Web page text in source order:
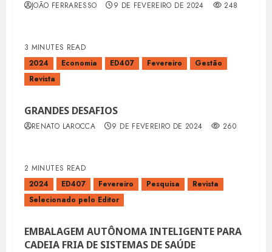
JOÃO FERRARESSO 9 DE FEVEREIRO DE 2024 248
3 MINUTES READ
2024
Economia ED407 Fevereiro
Gestão
Revista
GRANDES DESAFIOS
RENATO LAROCCA 9 DE FEVEREIRO DE 2024 260
2 MINUTES READ
2024
ED407 Fevereiro Pesquisa
Revista
Selecionado pelo Editor
EMBALAGEM AUTÔNOMA INTELIGENTE PARA
CADEIA FRIA DE SISTEMAS DE SAÚDE